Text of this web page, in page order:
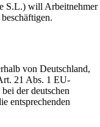
S.L.) will Arbeitnehmer
von Deutschland,
21 Abs. 1 EU-
der deutschen
entsprechenden